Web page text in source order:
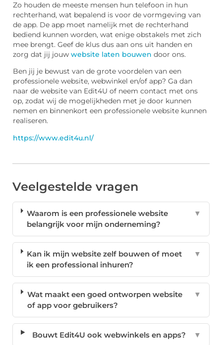
Zo houden de meeste mensen hun telefoon in hun
rechterhand, wat bepalend is voor de vormgeving van
de app. De app moet namelijk met de rechterhand
bediend kunnen worden, wat enige obstakels met zich
mee brengt. Geef de klus dus aan ons uit handen en
zorg dat jij jouw website laten bouwen door ons.
Ben jij je bewust van de grote voordelen van een
professionele website, webwinkel en/of app? Ga dan
naar de website van Edit4U of neem contact met ons
op, zodat wij de mogelijkheden met je door kunnen
nemen en binnenkort een professionele website kunnen
realiseren.
https://www.edit4u.nl/
Veelgestelde vragen
Waarom is een professionele website
belangrijk voor mijn onderneming?
▼
Kan ik mijn website zelf bouwen of moet
ik een professional inhuren?
▼
Wat maakt een goed ontworpen website
of app voor gebruikers?
▼
Bouwt Edit4U ook webwinkels en apps? ▼